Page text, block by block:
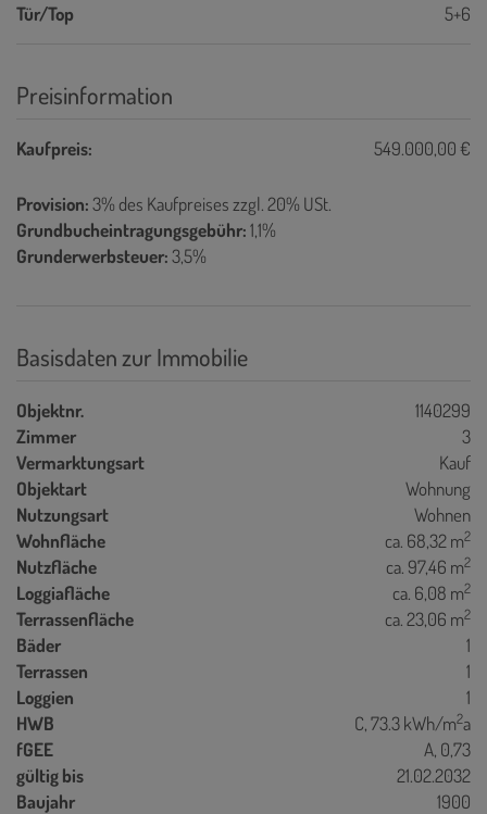
Tür/Top
5+6
Preisinformation
Kaufpreis: 549.000,00 €
Provision:3% des Kaufpreises zzgl. 20% USt.
Grundbucheintragungsgebühr:1,1%
Grunderwerbsteuer:3,5%
Basisdaten zur Immobilie
Objektnr.
1140299
Zimmer
3
Vermarktungsart
Kauf
Objektart
Wohnung
Nutzungsart
Wohnen
Wohnfläche
ca. 68,32 m2
Nutzfläche ca. 97,46 m2
Loggiafläche ca. 6,08 m2
Terrassenfläche ca. 23,06 m2
Bäder
1
Terrassen
1
Loggien
1
HWB
C, 73.3 kWh/m2a
fGEE
A, 0,73
gültig bis
21.02.2032
Baujahr
1900